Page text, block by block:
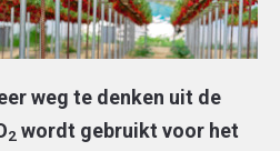
weg te denken uit de
2 wordt gebruikt voor het